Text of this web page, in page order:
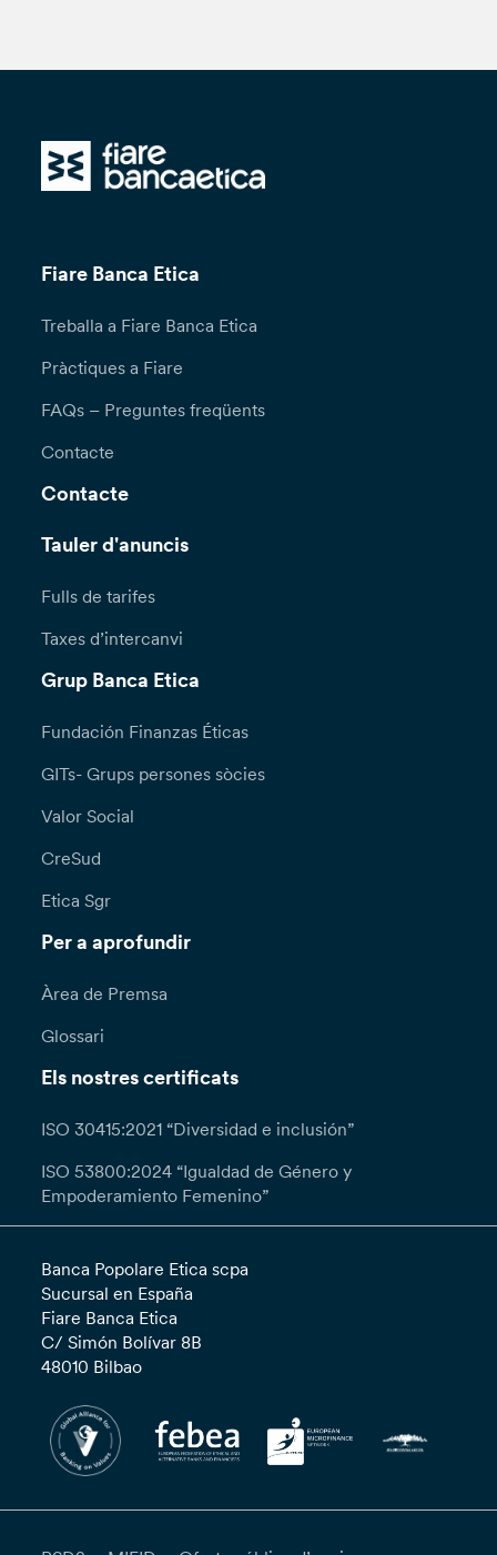
Fiare Banca Etica
Treballa a Fiare Banca Etica
Pràctiques a Fiare
FAQs – Preguntes freqüents
Contacte
Contacte
Tauler d'anuncis
Fulls de tarifes
Taxes d’intercanvi
Grup Banca Etica
Fundación Finanzas Éticas
GITs- Grups persones sòcies
Valor Social
CreSud
Etica Sgr
Per a aprofundir
Àrea de Premsa
Glossari
Els nostres certificats
ISO 30415:2021 “Diversidad e inclusión”
ISO 53800:2024 “Igualdad de Género y
Empoderamiento Femenino”
Banca Popolare Etica scpa
Sucursal en España
Fiare Banca Etica
C/ Simón Bolívar 8B
48010 Bilbao